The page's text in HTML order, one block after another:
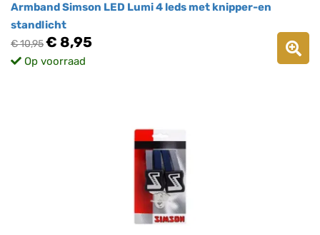
Armband Simson LED Lumi 4 leds met knipper-en
standlicht
€ 10,95€ 8,95
Op voorraad